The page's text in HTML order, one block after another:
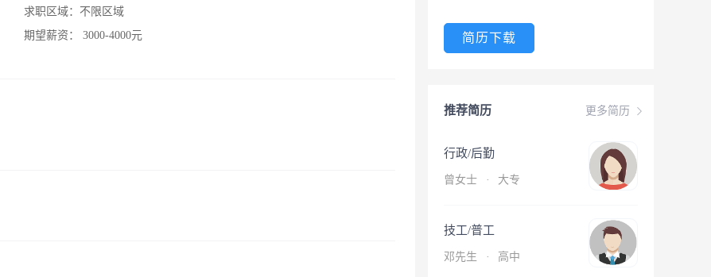
求职区域： 不限区域
期望薪资：
3000-4000元 简历下载
更多简历
推荐简历
行政/后勤
曾女士 · 大专
技工/普工
邓先生 · 高中